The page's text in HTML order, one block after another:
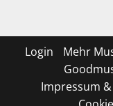
Login
Mehr
Impressum &